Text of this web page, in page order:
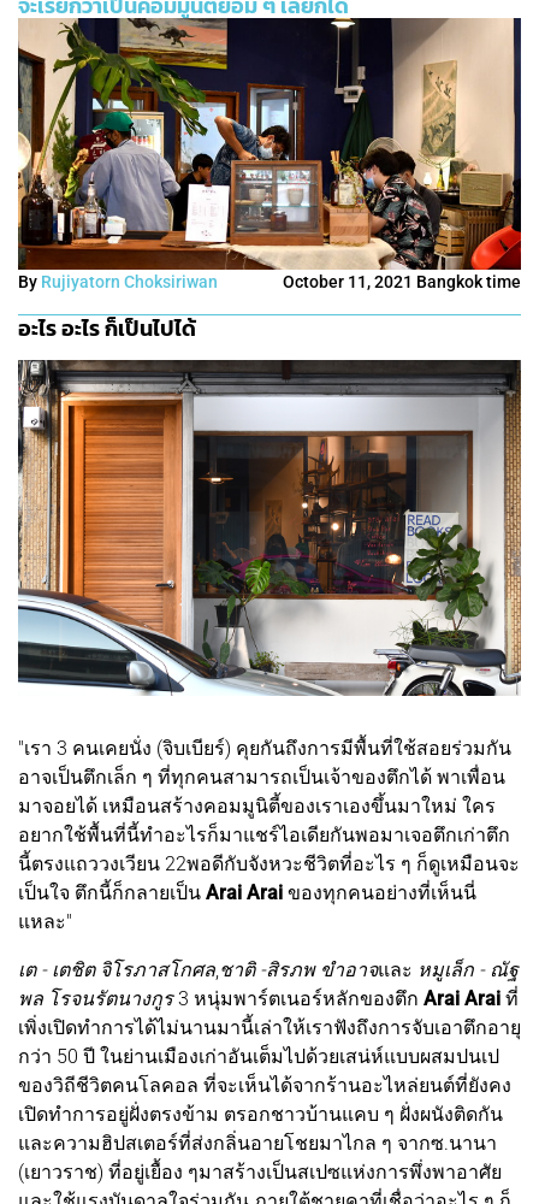
By Rujiyatorn Choksiriwan October 11, 2021 Bangkok time
อะไร อะไร ก็เป็นไปได้
"เรา 3 คนเคยนั่ง (จิบเบียร์) คุยกันถึงการมีพื้นที่ใช้สอยร่วมกัน
อาจเป็นตึกเล็ก ๆ ที่ทุกคนสามารถเป็นเจ้าของตึกได้ พาเพื่อน
มาจอยได้ เหมือนสร้างคอมมูนิตี้ของเราเองขึ้นมาใหม่ ใคร
อยากใช้พื้นที่นี้ทำอะไรก็มาแชร์ไอเดียกันพอมาเจอตึกเก่าตึก
นี้ตรงแถววงเวียน 22พอดีกับจังหวะชีวิตที่อะไร ๆ ก็ดูเหมือนจะ
เป็นใจ ตึกนี้ก็กลายเป็น Arai Arai ของทุกคนอย่างที่เห็นนี่
แหละ"
เต - เตชิต จิโรภาสโกศล ชาติ -สิรภพ ขำอาจและ หมูเล็ก - ณัฐ
พล โรจนรัตนางกูร3 หนุ่มพาร์ตเนอร์หลักของตึก Arai Arai ที่
เพิ่งเปิดทำการได้ไม่นานมานี้เล่าให้เราฟังถึงการจับเอาตึกอายุ
กว่า 50 ปี ในย่านเมืองเก่าอันเต็มไปด้วยเสน่ห์แบบผสมปนเป
ของวิถีชีวิตคนโลคอล ที่จะเห็นได้จากร้านอะไหล่ยนต์ที่ยังคง
เปิดทำการอยู่ฝั่งตรงข้าม ตรอกชาวบ้านแคบ ๆ ฝั่งผนังติดกัน
และความฮิปสเตอร์ที่ส่งกลิ่นอายโชยมาไกล ๆ จากซ.นานา
(เยาวราช) ที่อยู่เยื้อง ๆมาสร้างเป็นสเปซแห่งการพึ่งพาอาศัย